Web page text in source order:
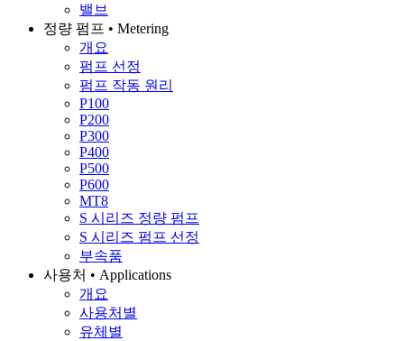
밸브
정량 펌프 • Metering
개요
펌프 선정
펌프 작동 원리
P100
P200
P300
P400
P500
P600
MT8
S 시리즈 정량 펌프
S 시리즈 펌프 선정
부속품
사용처 • Applications
개요
사용처별
유체별